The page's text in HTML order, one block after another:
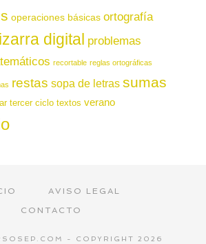
operaciones básicas ortografía
digital problemas
recortable reglas ortográficas
restas sopa de letras sumas
tercer ciclo textos verano
AVISO LEGAL
CONTACTO
- COPYRIGHT 2026